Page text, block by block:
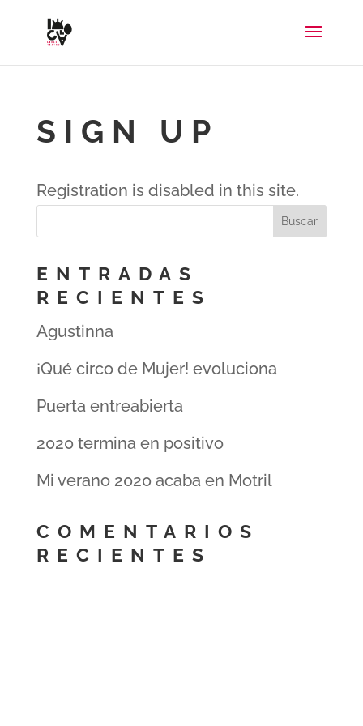
SIGN UP
Registration is disabled in this site.
ENTRADAS
RECIENTES
Agustinna
¡Qué circo de Mujer! evoluciona
Puerta entreabierta
2020 termina en positivo
Mi verano 2020 acaba en Motril
COMENTARIOS
RECIENTES